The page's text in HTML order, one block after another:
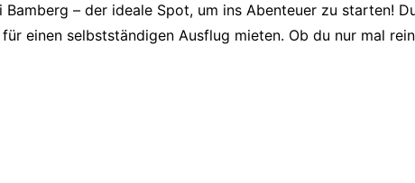
– der ideale Spot, um ins Abenteuer zu starten!
einen selbstständigen Ausflug mieten. Ob du nur mal